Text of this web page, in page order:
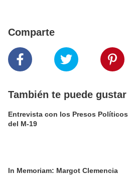
Comparte
También te puede gustar
Entrevista con los Presos Políticos
del M-19
In Memoriam: Margot Clemencia